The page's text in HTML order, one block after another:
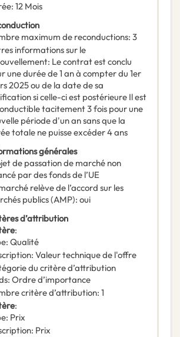
: 12 Mois
maximum de reconductions: 3
informations sur le
: Le contrat est conclu
une durée de 1 an à compter du 1er
2025 ou de la date de sa
si celle-ci est postérieure Il est
tacitement 3 fois pour une
période d'un an sans que la
totale ne puisse excéder 4 ans
générales
de passation de marché non
par des fonds de l’UE
relève de l’accord sur les
publics (AMP): oui
d’attribution
:
: Qualité
: Valeur technique de l'offre
du critère d’attribution
: Ordre d’importance
critère d’attribution: 1
:
: Prix
: Prix